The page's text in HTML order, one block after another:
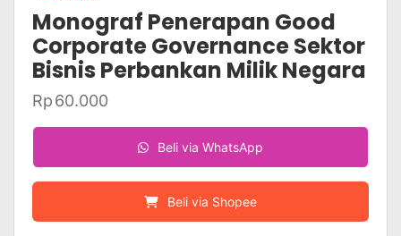
Monograf Penerapan Good
Corporate Governance Sektor
Bisnis Perbankan Milik Negara
Rp60.000
Beli via WhatsApp
Beli via Shopee